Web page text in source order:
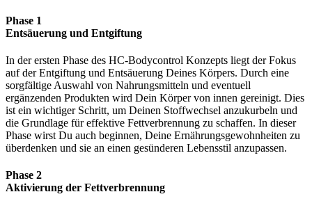
Phase 1
Entsäuerung und Entgiftung
In der ersten Phase des HC-Bodycontrol Konzepts liegt der Fokus
auf der Entgiftung und Entsäuerung Deines Körpers. Durch eine
sorgfältige Auswahl von Nahrungsmitteln und eventuell
ergänzenden Produkten wird Dein Körper von innen gereinigt. Dies
ist ein wichtiger Schritt, um Deinen Stoffwechsel anzukurbeln und
die Grundlage für effektive Fettverbrennung zu schaffen. In dieser
Phase wirst Du auch beginnen, Deine Ernährungsgewohnheiten zu
überdenken und sie an einen gesünderen Lebensstil anzupassen.
Phase 2
Aktivierung der Fettverbrennung